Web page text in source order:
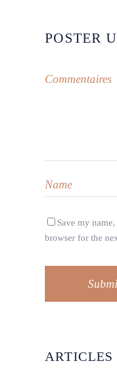
POSTER
Save my
browser for the